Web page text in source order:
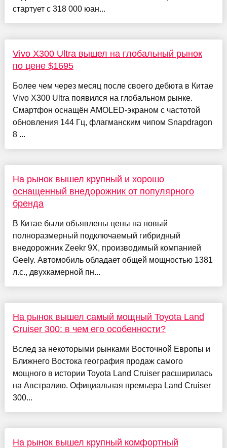
стартует с 318 000 юан...
Vivo X300 Ultra вышел на глобальный рынок
по цене $1695
Более чем через месяц после своего дебюта в Китае
Vivo X300 Ultra появился на глобальном рынке.
Смартфон оснащён AMOLED-экраном с частотой
обновления 144 Гц, флагманским чипом Snapdragon
8 ...
На рынок вышел крупный и хорошо
оснащенный внедорожник от популярного
бренда
В Китае были объявлены цены на новый
полноразмерный подключаемый гибридный
внедорожник Zeekr 9X, производимый компанией
Geely. Автомобиль обладает общей мощностью 1381
л.с., двухкамерной пн...
На рынок вышел самый мощный Toyota Land
Cruiser 300: в чем его особенности?
Вслед за некоторыми рынками Восточной Европы и
Ближнего Востока география продаж самого
мощного в истории Toyota Land Cruiser расширилась
на Австралию. Официальная премьера Land Cruiser
300...
На рынок вышел крупный комфортный